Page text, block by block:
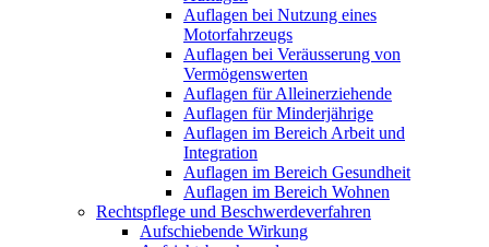
Auflagen bei Nutzung eines
Motorfahrzeugs
Auflagen bei Veräusserung von
Vermögenswerten
Auflagen für Alleinerziehende
Auflagen für Minderjährige
Auflagen im Bereich Arbeit und
Integration
Auflagen im Bereich Gesundheit
Auflagen im Bereich Wohnen
Rechtspflege und Beschwerdeverfahren
Aufschiebende Wirkung